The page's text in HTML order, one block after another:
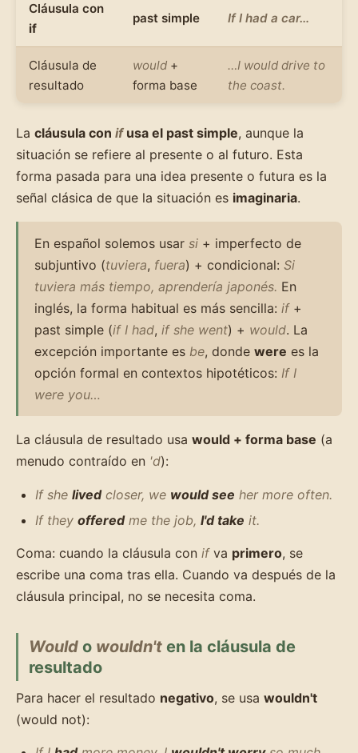
Cláusula con
if
past simple If I had a car…
Cláusula de
resultado
would +
forma base
…I would drive to
the coast.
La cláusula con ifusa el past simple, aunque la
situación se refiere al presente o al futuro. Esta
forma pasada para una idea presente o futura es la
señal clásica de que la situación es imaginaria.
En español solemos usar si + imperfecto de
subjuntivo (tuviera, fuera) + condicional: Si
tuviera más tiempo, aprendería japonés. En
inglés, la forma habitual es más sencilla: if+
past simple (if I had, if she went) + would. La
excepción importante es be, donde were es la
opción formal en contextos hipotéticos: If I
were you…
La cláusula de resultado usa would + forma base (a
menudo contraído en 'd):
If she livedcloser, we would see her more often.
If they offeredme the job, I'd take it.
Coma: cuando la cláusula con ifva primero, se
escribe una coma tras ella. Cuando va después de la
cláusula principal, no se necesita coma.
Wouldo wouldn'ten la cláusula de
resultado
Para hacer el resultado negativo, se usa wouldn't
(would not):